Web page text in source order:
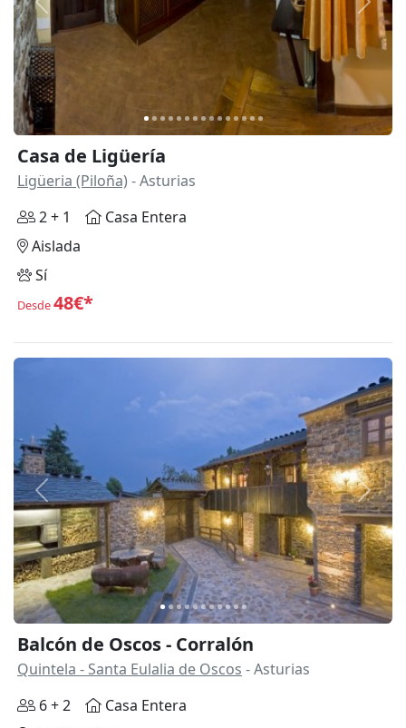
Anterior
Casa de Ligüería
Ligüeria (Piloña) - Asturias
2 + 1
Casa Entera
Aislada
Sí
Desde48€*
Anterior
Balcón de Oscos - Corralón
Quintela - Santa Eulalia de Oscos - Asturias
6 + 2
Casa Entera